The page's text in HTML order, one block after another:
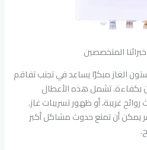
المتخصصين
الغاز مبكرًا يساعد في تجنب تفاقم
تشمل هذه الأعطال
غريبة، أو ظهور تسريبات غاز.
يمكن أن تمنع حدوث مشاكل أكبر